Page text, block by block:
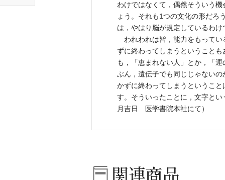
わけではなくて，偶然そういう
ょう。それも1つの文化の形だろ
は，やはり脳が規定しているわ
われわれは皆，能力をもってい
ずに終わってしまうということ
も，「恵まれない人」とか，「
ぶん，遺伝子でも同じじゃない
かずに終わってしまうというこ
す。そういったことに，文字と
月吉日 医学書院本社にて）
関連商品